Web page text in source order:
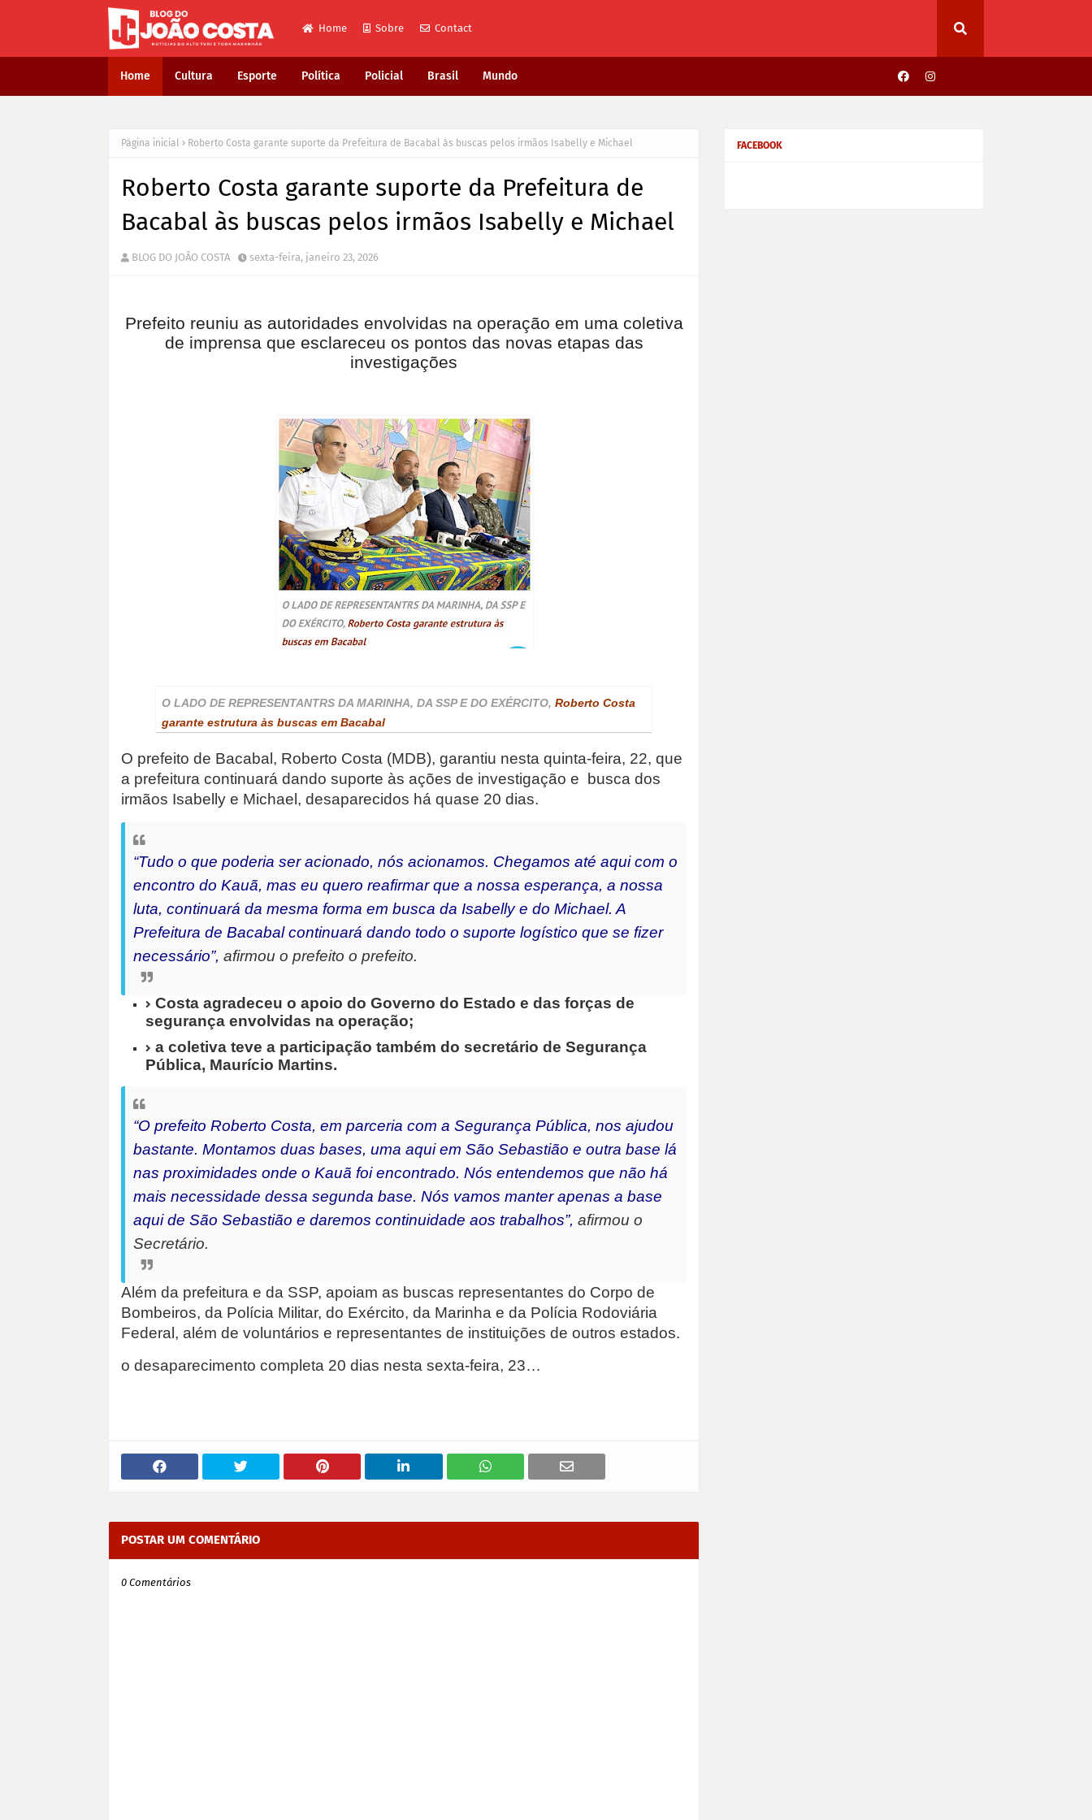
Home Sobre Contact
Home Cultura Esporte Política Policial Brasil Mundo
Página inicial Roberto Costa garante suporte da Prefeitura de Bacabal às buscas pelos irmãos Isabelly e Michael
Roberto Costa garante suporte da Prefeitura de
Bacabal às buscas pelos irmãos Isabelly e Michael
BLOG DO JOÃO COSTA sexta-feira, janeiro 23, 2026
Prefeito reuniu as autoridades envolvidas na operação em uma coletiva
de imprensa que esclareceu os pontos das novas etapas das
investigações
O LADO DE REPRESENTANTRS DA MARINHA, DA SSP E DO EXÉRCITO,Roberto Costa
garante estrutura às buscas em Bacabal
O prefeito de Bacabal, Roberto Costa (MDB), garantiu nesta quinta-feira, 22, que
a prefeitura continuará dando suporte às ações de investigação e busca dos
irmãos Isabelly e Michael, desaparecidos há quase 20 dias.
“Tudo o que poderia ser acionado, nós acionamos. Chegamos até aqui com o
encontro do Kauã, mas eu quero reafirmar que a nossa esperança, a nossa
luta, continuará da mesma forma em busca da Isabelly e do Michael. A
Prefeitura de Bacabal continuará dando todo o suporte logístico que se fizer
necessário”, afirmou o prefeito o prefeito.
Costa agradeceu o apoio do Governo do Estado e das forças de
segurança envolvidas na operação;
a coletiva teve a participação também do secretário de Segurança
Pública, Maurício Martins.
“O prefeito Roberto Costa, em parceria com a Segurança Pública, nos ajudou
bastante. Montamos duas bases, uma aqui em São Sebastião e outra base lá
nas proximidades onde o Kauã foi encontrado. Nós entendemos que não há
mais necessidade dessa segunda base. Nós vamos manter apenas a base
aqui de São Sebastião e daremos continuidade aos trabalhos”, afirmou o
Secretário.
Além da prefeitura e da SSP, apoiam as buscas representantes do Corpo de
Bombeiros, da Polícia Militar, do Exército, da Marinha e da Polícia Rodoviária
Federal, além de voluntários e representantes de instituições de outros estados.
o desaparecimento completa 20 dias nesta sexta-feira, 23…
POSTAR UM COMENTÁRIO
0 Comentários
FACEBOOK